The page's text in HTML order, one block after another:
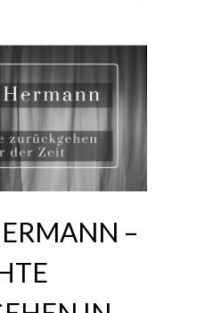
–